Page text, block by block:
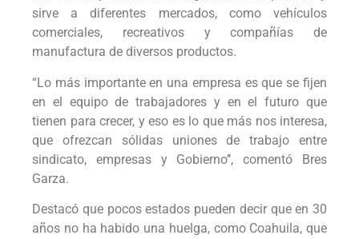
sirve a diferentes mercados, como vehículos
comerciales, recreativos y compañías de
manufactura de diversos productos.
“Lo más importante en una empresa es que se fijen
en el equipo de trabajadores y en el futuro que
tienen para crecer, y eso es lo que más nos interesa,
que ofrezcan sólidas uniones de trabajo entre
sindicato, empresas y Gobierno’’, comentó Bres
Garza.
Destacó que pocos estados pueden decir que en 30
años no ha habido una huelga, como Coahuila, que